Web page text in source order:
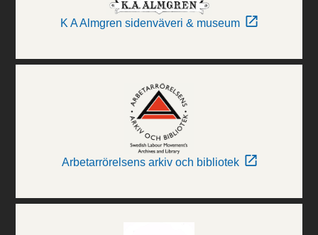
K A Almgren sidenväveri & museum
Arbetarrörelsens arkiv och bibliotek